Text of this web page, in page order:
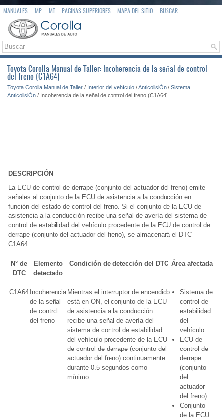
MANUALES MP MT PAGINAS SUPERIORES MAPA DEL SITIO BUSCAR
Toyota Corolla Manual de Taller: Incoherencia de la señal de control
del freno (C1A64)
Toyota Corolla Manual de Taller / Interior del vehículo /AnticolisiÓn / Sistema
AnticolisiÓn / Incoherencia de la señal de control del freno (C1A64)
DESCRIPCIÓN
La ECU de control de derrape (conjunto del actuador del freno) emite
señales al conjunto de la ECU de asistencia a la conducción en
función del estado de control del freno. Si el conjunto de la ECU de
asistencia a la conducción recibe una señal de avería del sistema de
control de estabilidad del vehículo procedente de la ECU de control de
derrape (conjunto del actuador del freno), se almacenará el DTC
C1A64.
N° de
DTC
Elemento
detectado
Condición de detección del DTC Área afectada
C1A64 Incoherencia
de la señal
de control
del freno
Mientras el interruptor de encendido
está en ON, el conjunto de la ECU
de asistencia a la conducción
recibe una señal de avería del
sistema de control de estabilidad
del vehículo procedente de la ECU
de control de derrape (conjunto del
actuador del freno) continuamente
durante 0.5 segundos como
mínimo.
Sistema de
control de
estabilidad
del
vehículo
ECU de
control de
derrape
(conjunto
del
actuador
del freno)
Conjunto
de la ECU